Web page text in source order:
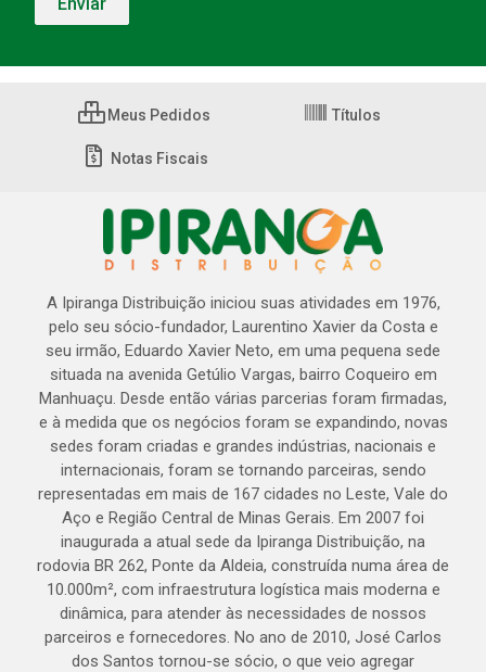
Meus Pedidos Títulos
Notas Fiscais
A Ipiranga Distribuição iniciou suas atividades em 1976,
pelo seu sócio-fundador, Laurentino Xavier da Costa e
seu irmão, Eduardo Xavier Neto, em uma pequena sede
situada na avenida Getúlio Vargas, bairro Coqueiro em
Manhuaçu. Desde então várias parcerias foram firmadas,
e à medida que os negócios foram se expandindo, novas
sedes foram criadas e grandes indústrias, nacionais e
internacionais, foram se tornando parceiras, sendo
representadas em mais de 167 cidades no Leste, Vale do
Aço e Região Central de Minas Gerais. Em 2007 foi
inaugurada a atual sede da Ipiranga Distribuição, na
rodovia BR 262, Ponte da Aldeia, construída numa área de
10.000m², com infraestrutura logística mais moderna e
dinâmica, para atender às necessidades de nossos
parceiros e fornecedores. No ano de 2010, José Carlos
dos Santos tornou-se sócio, o que veio agregar